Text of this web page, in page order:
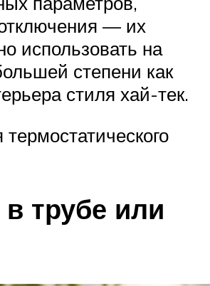
— их
использовать на
степени как
стиля хай-тек.
термостатического
трубе или